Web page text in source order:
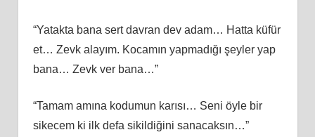
“Yatakta bana sert davran dev adam… Hatta küfür
et… Zevk alayım. Kocamın yapmadığı şeyler yap
bana… Zevk ver bana…”
“Tamam amına kodumun karısı… Seni öyle bir
sikecem ki ilk defa sikildiğini sanacaksın…”